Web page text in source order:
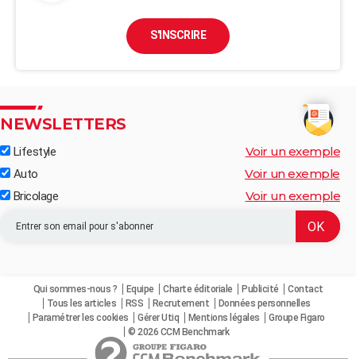
S'INSCRIRE
NEWSLETTERS
Lifestyle Voir un exemple
Auto Voir un exemple
Bricolage Voir un exemple
Qui sommes-nous ? Equipe Charte éditoriale Publicité
Contact
Tous les articles
RSS Recrutement
Données personnelles
Paramétrer les cookies
Gérer Utiq Mentions légales
Groupe Figaro
© 2026 CCM Benchmark